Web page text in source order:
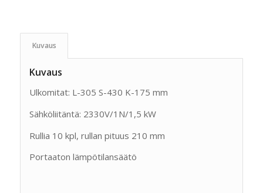
Kuvaus
Kuvaus
Ulkomitat: L-305 S-430 K-175 mm
Sähköliitäntä: 2330V/1N/1,5 kW
Rullia 10 kpl, rullan pituus 210 mm
Portaaton lämpötilansäätö